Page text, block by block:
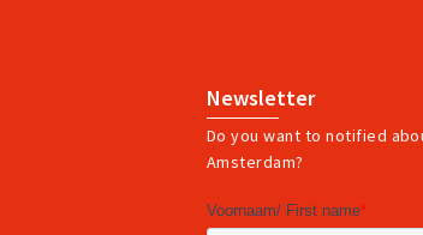
Newsletter
Do you want to notified
Amsterdam?